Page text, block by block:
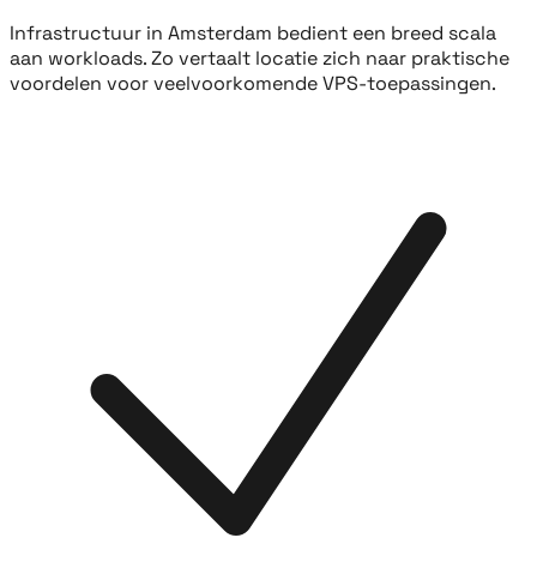
Infrastructuur in Amsterdam bedient een breed scala
aan workloads. Zo vertaalt locatie zich naar praktische
voordelen voor veelvoorkomende VPS-toepassingen.